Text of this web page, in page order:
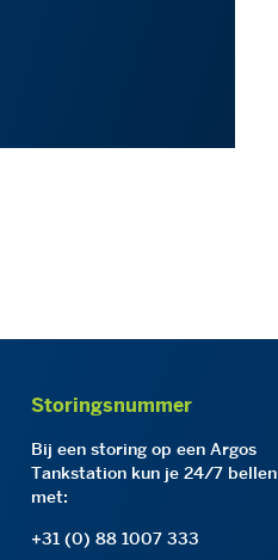
Storingsnummer
Bij een storing op een Argos
Tankstation kun je 24/7 bellen
met:
+31 (0) 88 1007 333